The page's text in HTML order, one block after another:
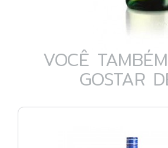
VOCÊ
GOSTAR